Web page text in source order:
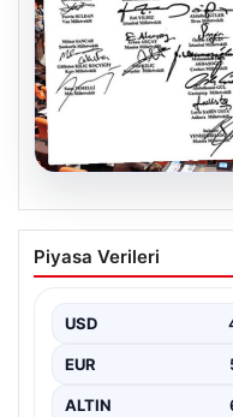
05.08.2026
Terörsüz
milletvekili imza
{"title":"Terörsüz
Piyasa Verileri
USD
EUR
ALTIN